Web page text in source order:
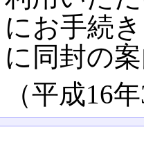
にお手続
に同封の
（平成16